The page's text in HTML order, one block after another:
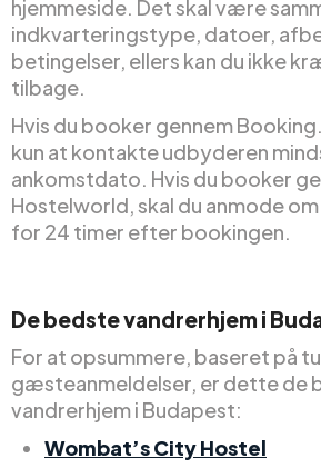
hjemmeside. Det skal være
indkvarteringstype, datoer,
betingelser, ellers kan du ikke
tilbage.
Hvis du booker gennem
kun at kontakte udbyderen
ankomstdato. Hvis du booker
Hostelworld, skal du anmode
for 24 timer efter bookingen.
De bedste vandrerhjem i
For at opsummere, baseret på
gæsteanmeldelser, er dette de
vandrerhjem i Budapest:
Wombat’s City Hostel